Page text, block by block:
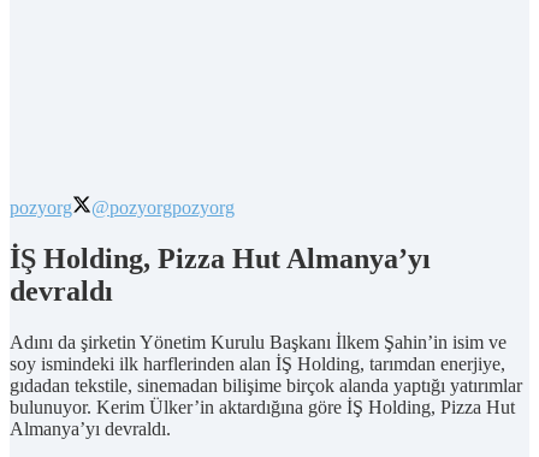
pozyorg @pozyorgpozyorg
İŞ Holding, Pizza Hut Almanya’yı
devraldı
Adını da şirketin Yönetim Kurulu Başkanı İlkem Şahin’in isim ve
soy ismindeki ilk harflerinden alan İŞ Holding, tarımdan enerjiye,
gıdadan tekstile, sinemadan bilişime birçok alanda yaptığı yatırımlar
bulunuyor. Kerim Ülker’in aktardığına göre İŞ Holding, Pizza Hut
Almanya’yı devraldı.